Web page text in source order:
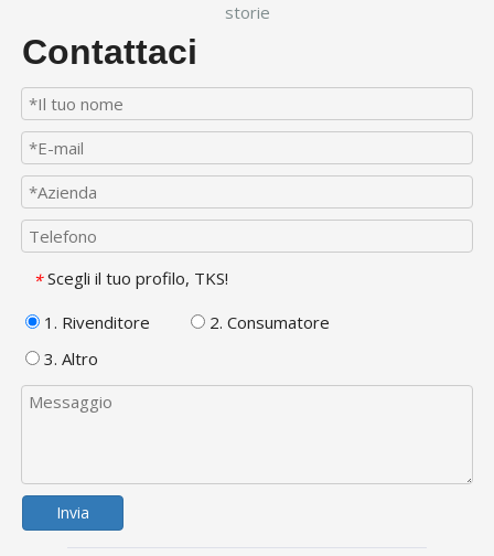
storie
Contattaci
* Scegli il tuo profilo, TKS!
1. Rivenditore
2. Consumatore
3. Altro
Invia